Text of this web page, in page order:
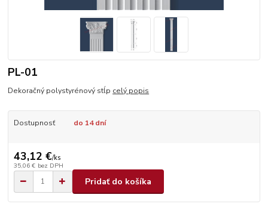
PL-01
Dekoračný polystyrénový stĺp celý popis
Dostupnosť do 14 dní
43,12 €/ks
35,06 € bez DPH
Pridať do košíka